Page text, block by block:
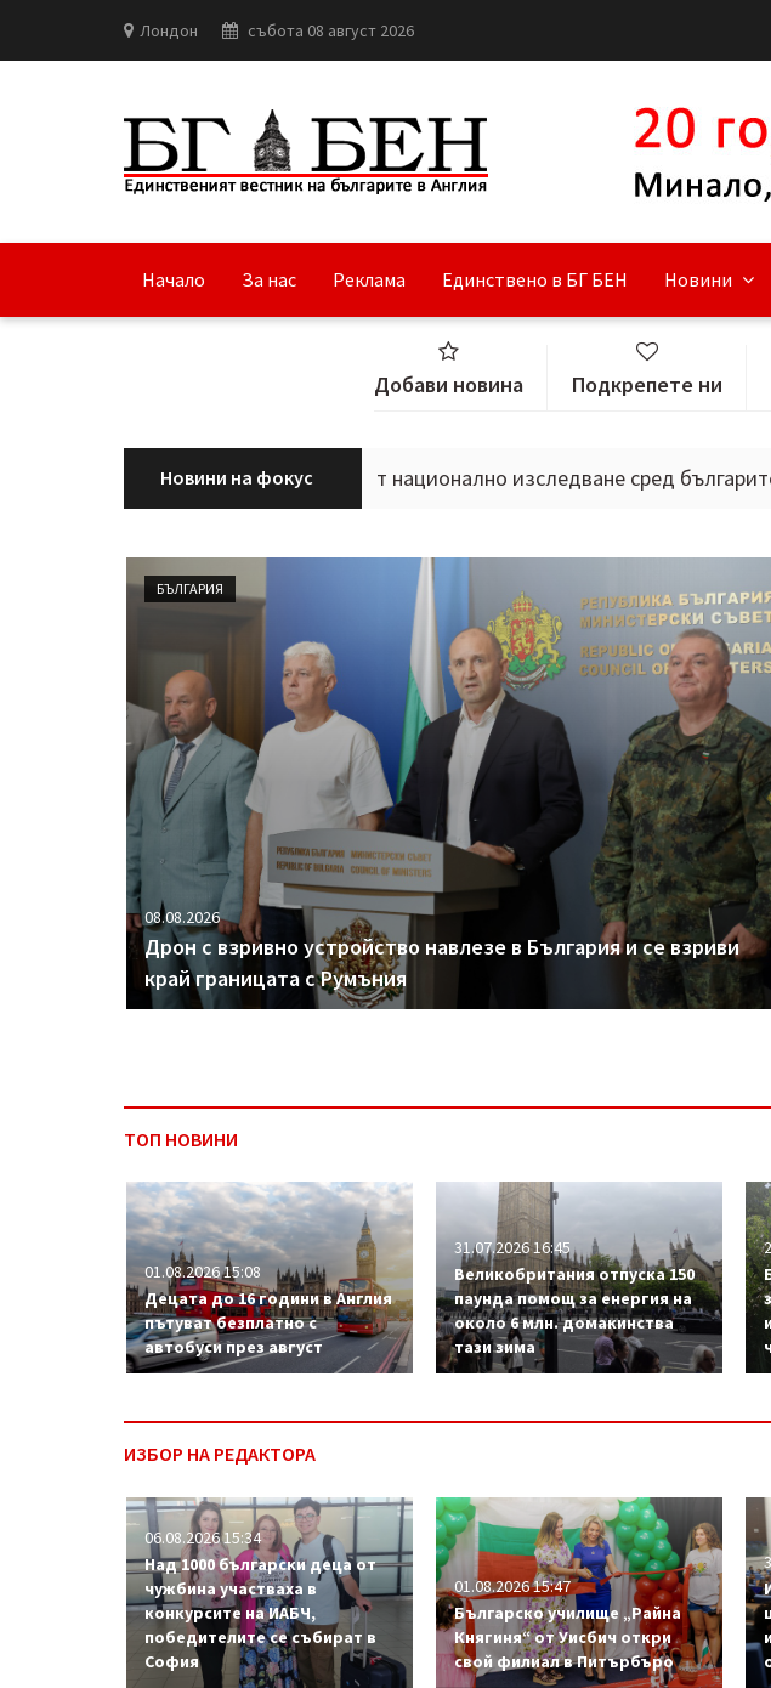
Лондон събота 08 август 2026
Начало За нас Реклама Единствено в БГ БЕН Новини
Добави новина Подкрепете ни
Новини на фокус
и сдружение „ДНК“ започват национално изследване сред българите в
БЪЛГАРИЯ
08.08.2026
Дрон с взривно устройство навлезе в България и се взриви
край границата с Румъния
ТОП НОВИНИ
01.08.2026 15:08
Децата до 16 години в Англия
пътуват безплатно с
автобуси през август
31.07.2026 16:45
Великобритания отпуска 150
паунда помощ за енергия на
около 6 млн. домакинства
тази зима
ИЗБОР НА РЕДАКТОРА
06.08.2026 15:34
Над 1000 български деца от
чужбина участваха в
конкурсите на ИАБЧ,
победителите се събират в
София
01.08.2026 15:47
Българско училище „Райна
Княгиня“ от Уисбич откри
свой филиал в Питърбъро